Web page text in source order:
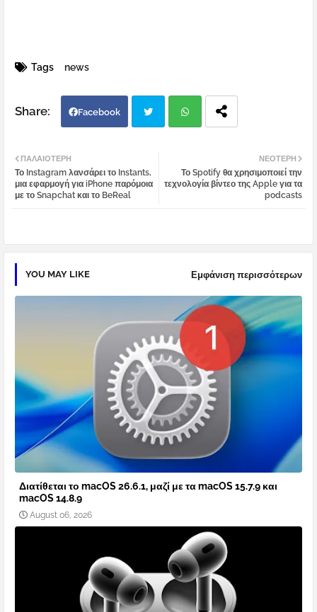
Tags news
Facebook
tter atsa
ΝΕΌΤΕΡΗ
Το Spotify θα χρησιμοποιεί την
τεχνολογία βίντεο της Apple για τα
podcasts
ΠΑΛΑΙΌΤΕΡΗ
Το Instagram λανσάρει το Instants,
μια εφαρμογή για iPhone παρόμοια
με το Snapchat και το BeReal
YOU MAY LIKE Εμφάνιση περισσότερων
Διατίθεται το macOS 26.6.1, μαζί με τα macOS 15.7.9 και
macOS 14.8.9
August 06, 2026